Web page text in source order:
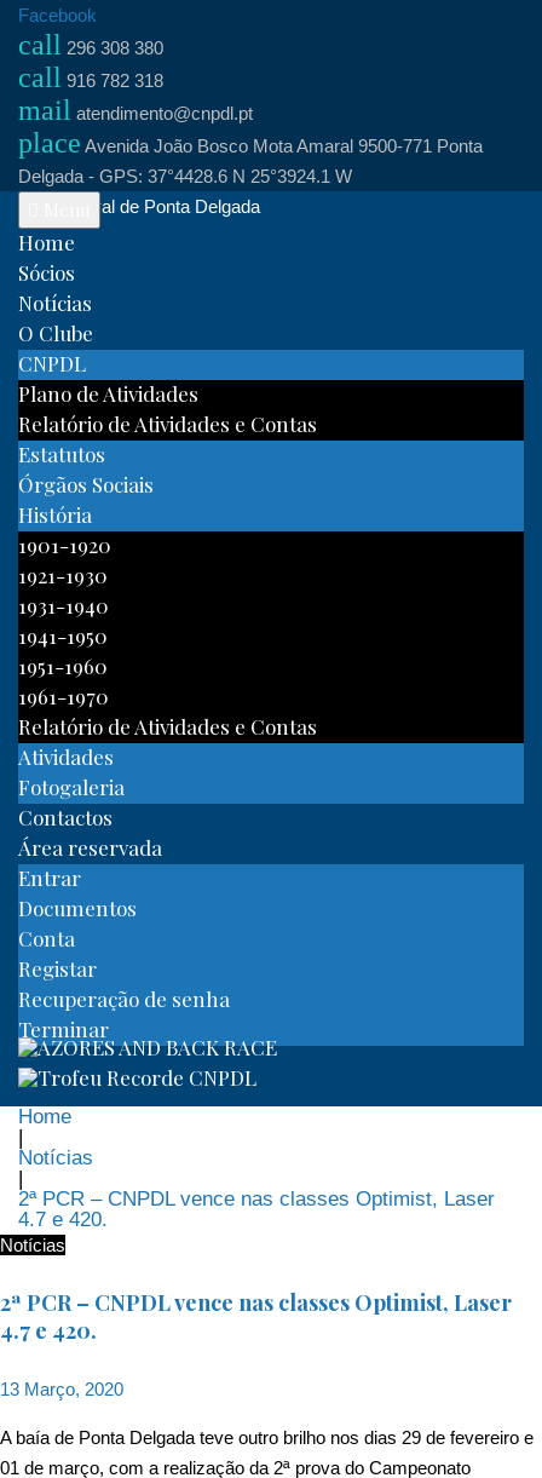
Skip
content
Facebook
call 296 308 380
call 916 782 318
mail atendimento@cnpdl.pt
place Avenida João Bosco Mota Amaral 9500-771 Ponta
Delgada - GPS: 37°4428.6 N 25°3924.1 W
Clube Naval de Ponta Delgada
Home
Sócios
Notícias
O Clube
CNPDL
Plano de Atividades
Relatório de Atividades e Contas
Estatutos
Órgãos Sociais
História
1901-1920
1921-1930
1931-1940
1941-1950
1951-1960
1961-1970
Relatório de Atividades e Contas
Atividades
Fotogaleria
Contactos
Área reservada
Entrar
Documentos
Conta
Registar
Recuperação de senha
Terminar
Home
|
Notícias
|
2ª PCR – CNPDL vence nas classes Optimist, Laser
4.7 e 420.
Notícias
2ª PCR – CNPDL vence nas classes Optimist, Laser
4.7 e 420.
13 Março, 2020
A baía de Ponta Delgada teve outro brilho nos dias 29 de fevereiro e
01 de março, com a realização da 2ª prova do Campeonato